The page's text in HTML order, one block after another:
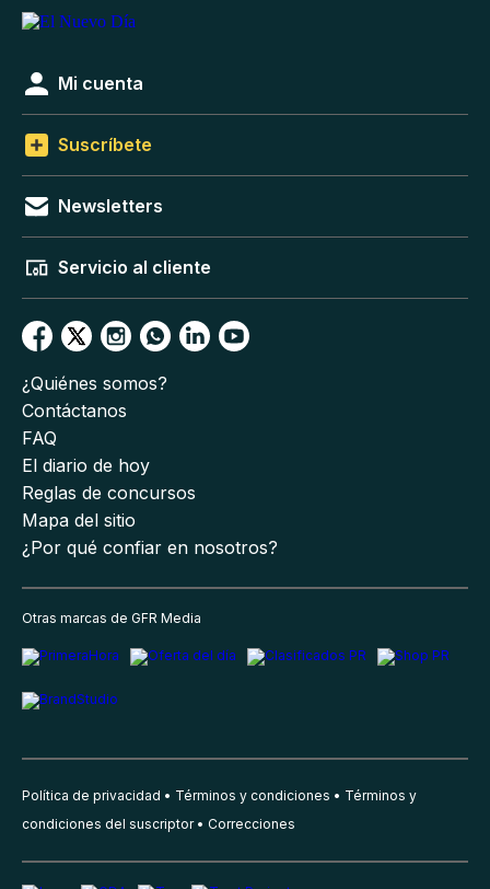
Mi cuenta
Suscríbete
Newsletters
Servicio al cliente
¿Quiénes somos?
Contáctanos
FAQ
El diario de hoy
Reglas de concursos
Mapa del sitio
¿Por qué confiar en nosotros?
Otras marcas de GFR Media
Política de privacidad Términos y condiciones
Términos y
condiciones del suscriptor
Correcciones